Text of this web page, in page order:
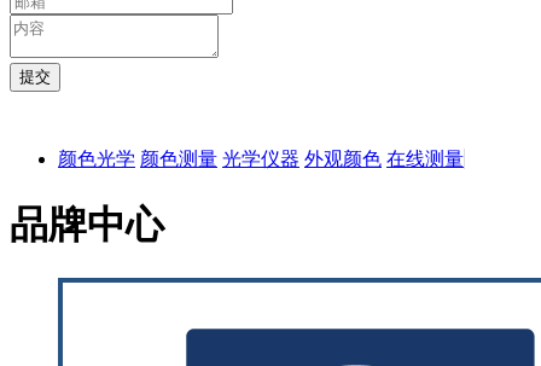
颜色光学 颜色测量 光学仪器 外观颜色 在线测量
品牌中心